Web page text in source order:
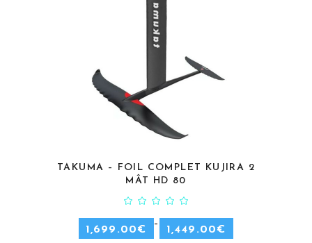
CHOIX DES OPTIONS
TAKUMA – FOIL COMPLET KUJIRA 2
MÂT HD 80
1,449.00€
–
1,699.00€